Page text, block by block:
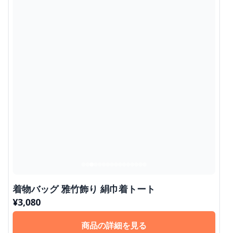
着物バッグ 雅竹飾り 絹巾着トート
¥3,080
商品の詳細を見る